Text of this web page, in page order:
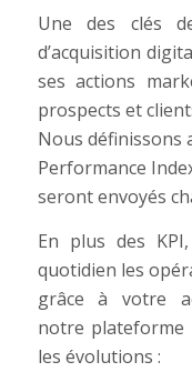
Une des clés
d’acquisition
ses actions
prospects et
Nous définissons
Performance
seront envoyés
En plus des
quotidien les
grâce à votre
notre plateforme
les évolutions :